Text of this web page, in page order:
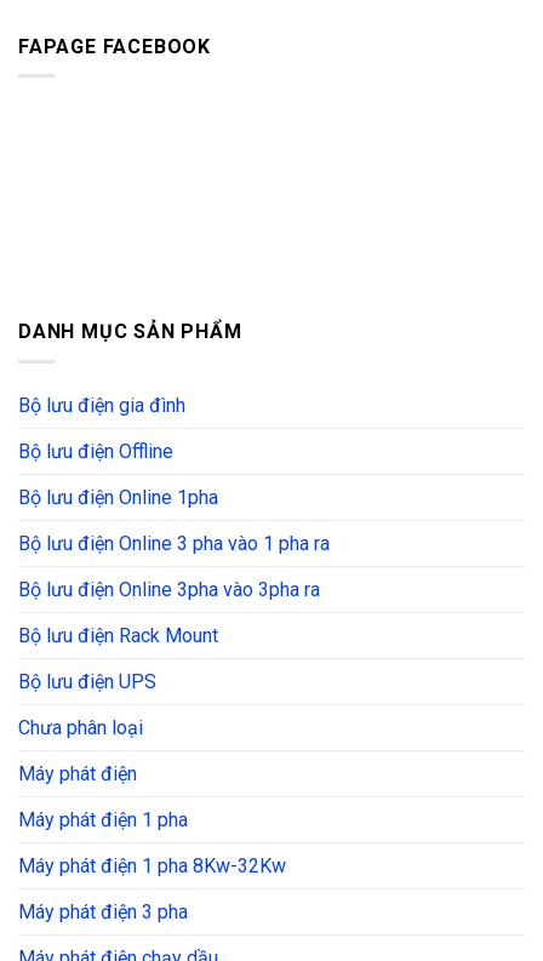
FAPAGE FACEBOOK
DANH MỤC SẢN PHẨM
Bộ lưu điện gia đình
Bộ lưu điện Offline
Bộ lưu điện Online 1pha
Bộ lưu điện Online 3 pha vào 1 pha ra
Bộ lưu điện Online 3pha vào 3pha ra
Bộ lưu điện Rack Mount
Bộ lưu điện UPS
Chưa phân loại
Máy phát điện
Máy phát điện 1 pha
Máy phát điện 1 pha 8Kw-32Kw
Máy phát điện 3 pha